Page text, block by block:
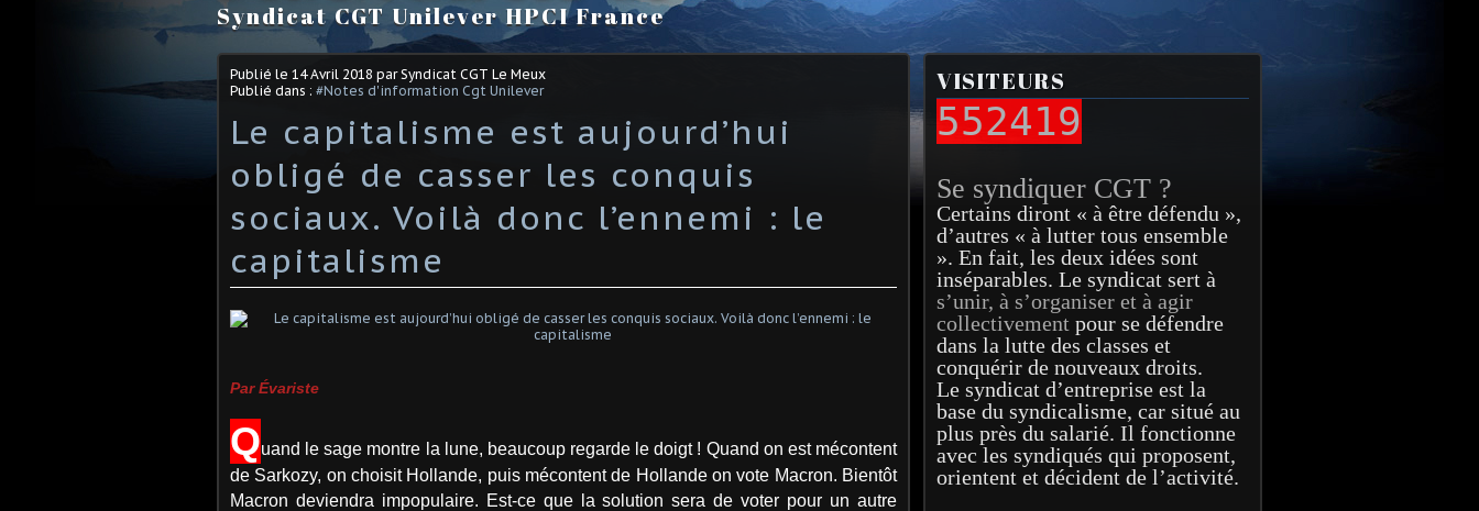
Syndicat CGT Unilever HPCI France
Publié le 14 Avril 2018 par Syndicat CGT Le Meux
Publié dans : #Notes d'information Cgt Unilever
Le capitalisme est aujourd’hui
obligé de casser les conquis
sociaux. Voilà donc l’ennemi : le
capitalisme
Par Évariste
Quand le sage montre la lune, beaucoup regarde le doigt ! Quand on est mécontent
de Sarkozy, on choisit Hollande, puis mécontent de Hollande on vote Macron. Bientôt
Macron deviendra impopulaire. Est-ce que la solution sera de voter pour un autre
VISITEURS
552419
Se syndiquer CGT ?
Certains diront « à être défendu »,
d’autres « à lutter tous ensemble
». En fait, les deux idées sont
inséparables. Le syndicat sert à
s’unir, à s’organiser et à agir
collectivement pour se défendre
dans la lutte des classes et
conquérir de nouveaux droits.
Le syndicat d’entreprise est la
base du syndicalisme, car situé au
plus près du salarié. Il fonctionne
avec les syndiqués qui proposent,
orientent et décident de l’activité.